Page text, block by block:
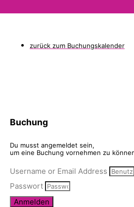
zurück zum Buchungskalender
Buchung
Du musst angemeldet sein,
um eine Buchung vornehmen zu
Username or Email Address
Passwort
Anmelden